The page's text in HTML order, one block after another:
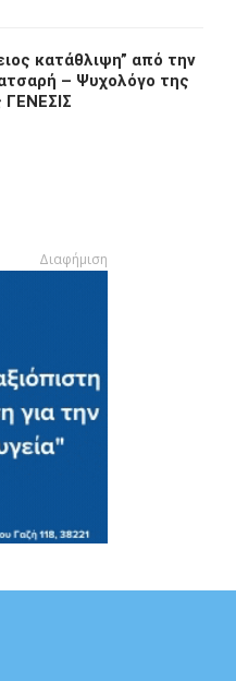
κατάθλιψη” από την
– Ψυχολόγο της
ΓΕΝΕΣΙΣ
Διαφήμιση